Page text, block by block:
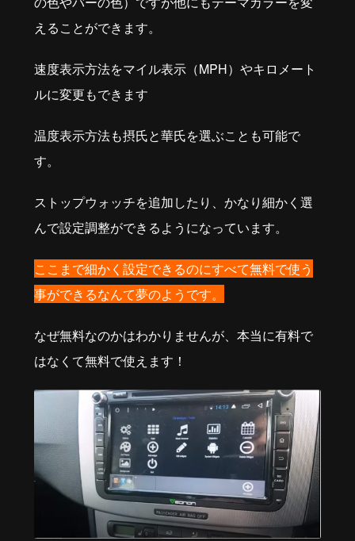
えることができます。
速度表示方法をマイル表示（MPH）やキロメート
ルに変更もできます
温度表示方法も摂氏と華氏を選ぶことも可能で
す。
ストップウォッチを追加したり、かなり細かく選
んで設定調整ができるようになっています。
ここまで細かく設定できるのにすべて無料で使う
事ができるなんて夢のようです。
なぜ無料なのかはわかりませんが、本当に有料で
はなくて無料で使えます！